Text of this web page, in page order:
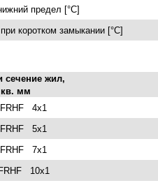
предел [°C]
коротком замыкании [°С]
сечение жил,
кв. мм
4х1
5х1
7х1
10х1